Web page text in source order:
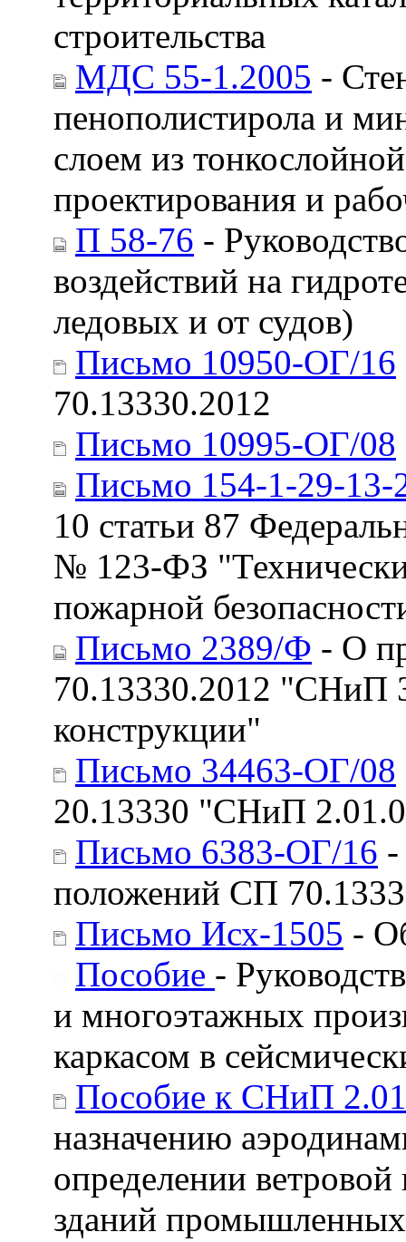
строительства
МДС 55-1.2005 -
пенополистирола и
слоем из
проектирования и
П 58-76 -
воздействий на
ледовых и от судов)
Письмо 10950-ОГ/16
70.13330.2012
Письмо 10995-ОГ/08
Письмо 154-1-29-13-
10 статьи 87
№ 123-ФЗ
пожарной
Письмо 2389/Ф - О
70.13330.2012 "СНиП
конструкции"
Письмо 34463-ОГ/08
20.13330 "СНиП
Письмо 6383-ОГ/16 -
положений СП
Письмо Исх-1505 -
Пособие -
и многоэтажных
каркасом в
Пособие к СНиП
назначению
определении
зданий